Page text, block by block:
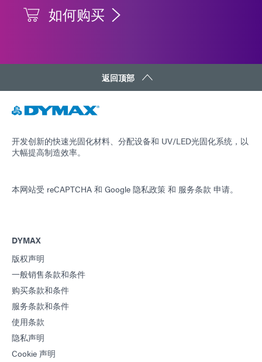
如何购买
返回顶部
开发创新的快速光固化材料、分配设备和 UV/LED光固化系统，以
大幅提高制造效率。
本网站受 reCAPTCHA 和 Google 隐私政策 和 服务条款 申请。
DYMAX
版权声明
一般销售条款和条件
购买条款和条件
服务条款和条件
使用条款
隐私声明
Cookie 声明